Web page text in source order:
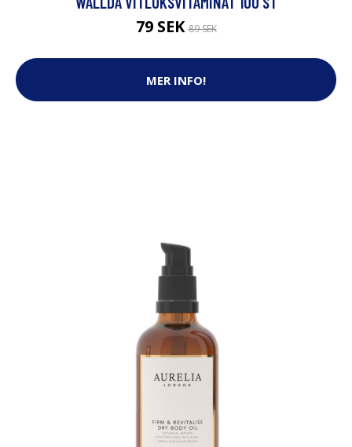
79 SEK89 SEK
MER INFO!